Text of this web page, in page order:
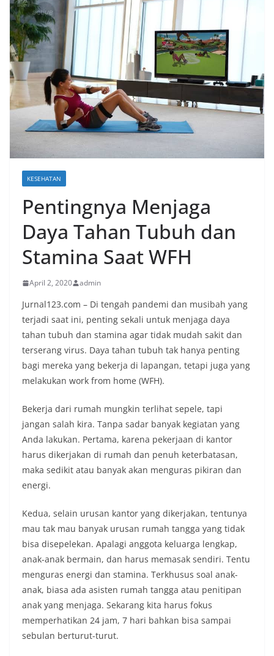
KESEHATAN
Pentingnya Menjaga
Daya Tahan Tubuh dan
Stamina Saat WFH
April 2, 2020 admin
Jurnal123.com – Di tengah pandemi dan musibah yang
terjadi saat ini, penting sekali untuk menjaga daya
tahan tubuh dan stamina agar tidak mudah sakit dan
terserang virus. Daya tahan tubuh tak hanya penting
bagi mereka yang bekerja di lapangan, tetapi juga yang
melakukan work from home (WFH).
Bekerja dari rumah mungkin terlihat sepele, tapi
jangan salah kira. Tanpa sadar banyak kegiatan yang
Anda lakukan. Pertama, karena pekerjaan di kantor
harus dikerjakan di rumah dan penuh keterbatasan,
maka sedikit atau banyak akan menguras pikiran dan
energi.
Kedua, selain urusan kantor yang dikerjakan, tentunya
mau tak mau banyak urusan rumah tangga yang tidak
bisa disepelekan. Apalagi anggota keluarga lengkap,
anak-anak bermain, dan harus memasak sendiri. Tentu
menguras energi dan stamina. Terkhusus soal anak-
anak, biasa ada asisten rumah tangga atau penitipan
anak yang menjaga. Sekarang kita harus fokus
memperhatikan 24 jam, 7 hari bahkan bisa sampai
sebulan berturut-turut.